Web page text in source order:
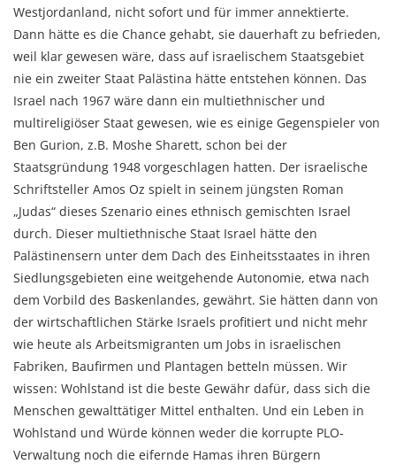
Westjordanland, nicht sofort und für immer annektierte.
Dann hätte es die Chance gehabt, sie dauerhaft zu befrieden,
weil klar gewesen wäre, dass auf israelischem Staatsgebiet
nie ein zweiter Staat Palästina hätte entstehen können. Das
Israel nach 1967 wäre dann ein multiethnischer und
multireligiöser Staat gewesen, wie es einige Gegenspieler von
Ben Gurion, z.B. Moshe Sharett, schon bei der
Staatsgründung 1948 vorgeschlagen hatten. Der israelische
Schriftsteller Amos Oz spielt in seinem jüngsten Roman
„Judas“ dieses Szenario eines ethnisch gemischten Israel
durch. Dieser multiethnische Staat Israel hätte den
Palästinensern unter dem Dach des Einheitsstaates in ihren
Siedlungsgebieten eine weitgehende Autonomie, etwa nach
dem Vorbild des Baskenlandes, gewährt. Sie hätten dann von
der wirtschaftlichen Stärke Israels profitiert und nicht mehr
wie heute als Arbeitsmigranten um Jobs in israelischen
Fabriken, Baufirmen und Plantagen betteln müssen. Wir
wissen: Wohlstand ist die beste Gewähr dafür, dass sich die
Menschen gewalttätiger Mittel enthalten. Und ein Leben in
Wohlstand und Würde können weder die korrupte PLO-
Verwaltung noch die eifernde Hamas ihren Bürgern